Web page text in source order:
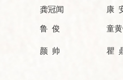
龚冠闻 康
鲁 俊 童
颜 帅 瞿